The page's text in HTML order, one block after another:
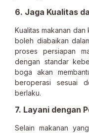
6. Jaga Kualitas
Kualitas makanan
boleh diabaikan
proses persiapan
dengan standar
boga akan
beroperasi sesuai
berlaku.
7. Layani dengan
Selain makanan